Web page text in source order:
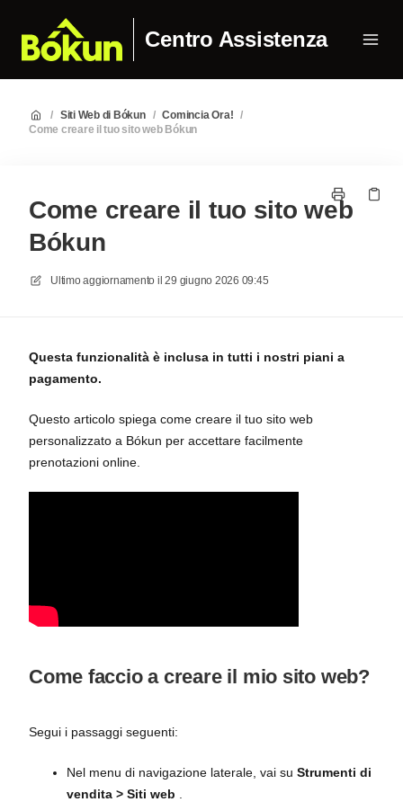
Centro Assistenza
/ Siti Web di Bókun / Comincia Ora! /
Come creare il tuo sito web Bókun
Come creare il tuo sito web
Bókun
Ultimo aggiornamento il 29 giugno 2026 09:45
Questa funzionalità è inclusa in tutti i nostri piani a
pagamento.
Questo articolo spiega come creare il tuo sito web
personalizzato a Bókun per accettare facilmente
prenotazioni online.
Come faccio a creare il mio sito web?
Segui i passaggi seguenti:
Nel menu di navigazione laterale, vai su Strumenti di
vendita > Siti web